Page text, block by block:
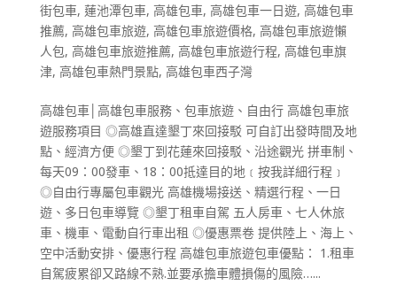
街包車, 蓮池潭包車, 高雄包車, 高雄包車一日遊, 高雄包車
推薦, 高雄包車旅遊, 高雄包車旅遊價格, 高雄包車旅遊懶
人包, 高雄包車旅遊推薦, 高雄包車旅遊行程, 高雄包車旗
津, 高雄包車熱門景點, 高雄包車西子灣
高雄包車│高雄包車服務、包車旅遊、自由行 高雄包車旅
遊服務項目 ◎高雄直達墾丁來回接駁 可自訂出發時間及地
點、經濟方便 ◎墾丁到花蓮來回接駁、沿途觀光 拼車制、
每天09：00發車、18：00抵達目的地﹝按我詳細行程﹞
◎自由行專屬包車觀光 高雄機場接送、精選行程、一日
遊、多日包車導覽 ◎墾丁租車自駕 五人房車、七人休旅
車、機車、電動自行車出租 ◎優惠票卷 提供陸上、海上、
空中活動安排、優惠行程 高雄包車旅遊包車優點： 1.租車
自駕疲累卻又路線不熟.並要承擔車體損傷的風險…...